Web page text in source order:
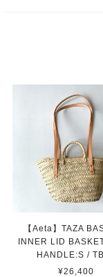
【Aeta】TAZA
INNER LID
HANDLE:S /
¥26,400